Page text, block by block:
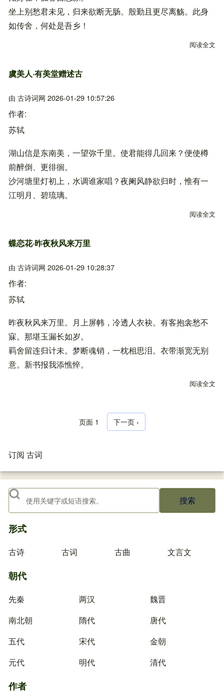
坐上别愁君未见，归来欲断无肠。殷勤且更尽离觞。此身
如传舍，何处是吾乡！
阅读全文
虞美人·有美堂赠述古
由 古诗词网 2026-01-29 10:57:26
作者
苏轼
湖山信是东南美，一望弥千里。使君能得几回来？便使樽
前醉倒、更徘徊。
沙河塘里灯初上，水调谁家唱？夜阑风静欲归时，惟有一
江明月、碧琉璃。
阅读全文
蝶恋花·昨夜秋风来万里
由 古诗词网 2026-01-29 10:28:37
作者
苏轼
昨夜秋风来万里。月上屏帏，冷透人衣袂。有客抱衾愁不
寐。那堪玉漏长如岁。
羁舍留连归计未。梦断魂销，一枕相思泪。衣带渐宽无别
意。新书报我添憔悴。
阅读全文
分页
页面 1 下一页
下一页 ›
订阅 古词
搜索
形式
古诗 古词 古曲 文言文
朝代
先秦 两汉
魏晋
南北朝
隋代
唐代
五代
宋代
金朝
元代
明代 清代
作者